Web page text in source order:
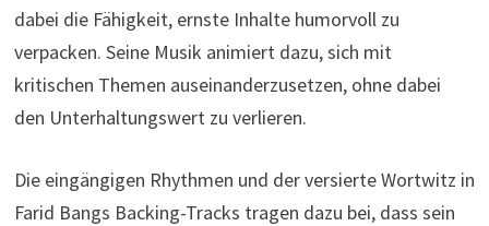
dabei die Fähigkeit, ernste Inhalte humorvoll zu
verpacken. Seine Musik animiert dazu, sich mit
kritischen Themen auseinanderzusetzen, ohne dabei
den Unterhaltungswert zu verlieren.
Die eingängigen Rhythmen und der versierte Wortwitz in
Farid Bangs Backing-Tracks tragen dazu bei, dass sein